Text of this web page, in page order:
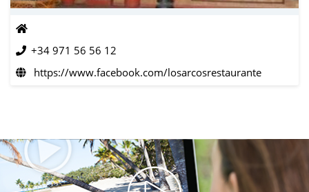
+34 971 56 56 12
https://www.facebook.com/losarcosrestaurante